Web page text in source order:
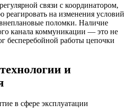
связи с координатором,
реагировать на изменения условий
поломки. Наличие
канала коммуникации — это не
бесперебойной работы цепочки
и
в сфере эксплуатации